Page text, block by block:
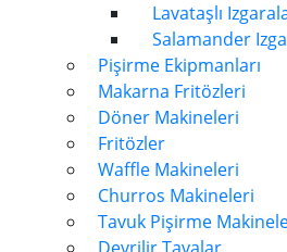
Lavataşlı
Salamander
Pişirme Ekipmanları
Makarna Fritözleri
Döner Makineleri
Fritözler
Waffle Makineleri
Churros Makineleri
Tavuk Pişirme